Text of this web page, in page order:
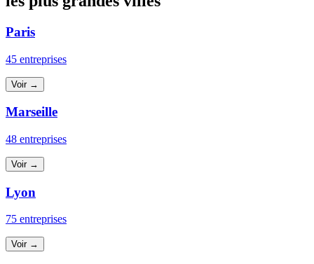
Paris
45 entreprises
Voir →
Marseille
48 entreprises
Voir →
Lyon
75 entreprises
Voir →